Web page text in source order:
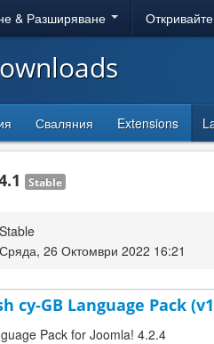
& Разширяване
Сваляния Extensions
Stable
Stable
Сряда, 26 Октомври 2022 16:21
cy-GB Language Pack
Pack for Joomla! 4.2.4